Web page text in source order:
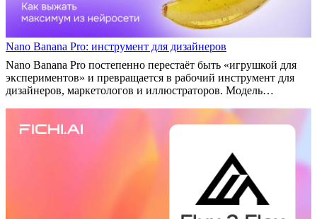
Nano Banana Pro: инструмент для дизайнеров
Nano Banana Pro постепенно перестаёт быть «игрушкой для
экспериментов» и превращается в рабочий инструмент для
дизайнеров, маркетологов и иллюстраторов. Модель…